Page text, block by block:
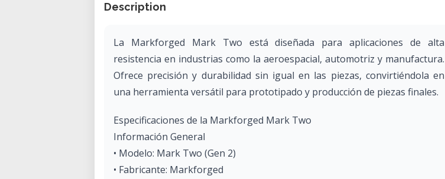
Description
La Markforged Mark Two está diseñada para aplicaciones de alta
resistencia en industrias como la aeroespacial, automotriz y manufactura.
Ofrece precisión y durabilidad sin igual en las piezas, convirtiéndola en
una herramienta versátil para prototipado y producción de piezas finales.
Especificaciones de la Markforged Mark Two
Información General
• Modelo: Mark Two (Gen 2)
• Fabricante: Markforged